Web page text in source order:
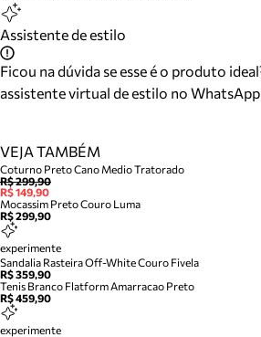
Assistente de estilo
Ficou na dúvida se esse é o produto
assistente virtual de estilo no WhatsApp
VEJA TAMBÉM
Coturno Preto Cano Medio Tratorado
R$ 299,90
R$ 149,90
Mocassim Preto Couro Luma
R$ 299,90
experimente
Sandalia Rasteira Off-White Couro Fivela
R$ 359,90
Tenis Branco Flatform Amarracao Preto
R$ 459,90
experimente